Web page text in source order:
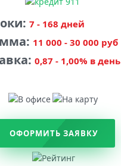
7 - 168 дней
11 000 - 30 000 руб
0,87 - 1,00% в день
ОФОРМИТЬ ЗАЯВКУ